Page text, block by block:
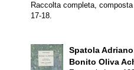
Raccolta completa,
17-18.
Spatola
Bonito Oliva